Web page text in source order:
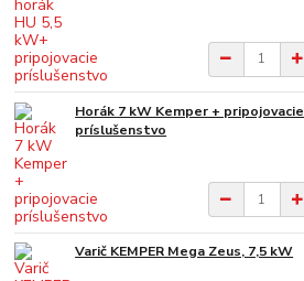
Horák 7 kW Kemper + pripojovacie
príslušenstvo
Varič KEMPER Mega Zeus, 7,5 kW